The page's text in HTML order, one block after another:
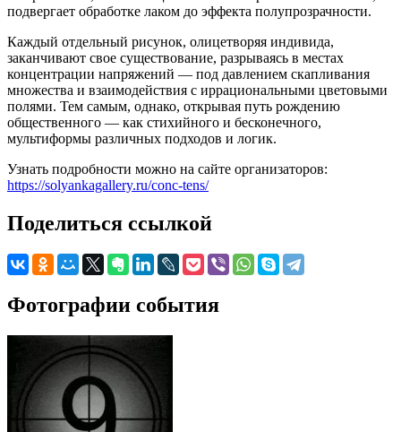
подвергает обработке лаком до эффекта полупрозрачности.
Каждый отдельный рисунок, олицетворяя индивида,
заканчивают свое существование, разрываясь в местах
концентрации напряжений — под давлением скапливания
множества и взаимодействия с иррациональными цветовыми
полями. Тем самым, однако, открывая путь рождению
общественного — как стихийного и бесконечного,
мультиформы различных подходов и логик.
Узнать подробности можно на сайте организаторов:
https://solyankagallery.ru/conc-tens/
Поделиться ссылкой
Фотографии события